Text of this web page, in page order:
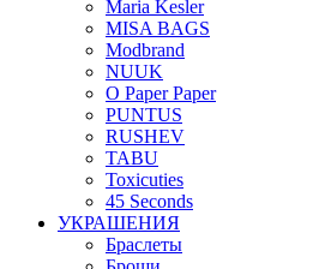
Maria Kesler
MISA BAGS
Modbrand
NUUK
O Paper Paper
PUNTUS
RUSHEV
TABU
Toxicuties
45 Seconds
УКРАШЕНИЯ
Браслеты